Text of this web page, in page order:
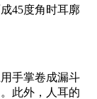
45度角时耳廓
手掌卷成漏斗
此外，人耳的